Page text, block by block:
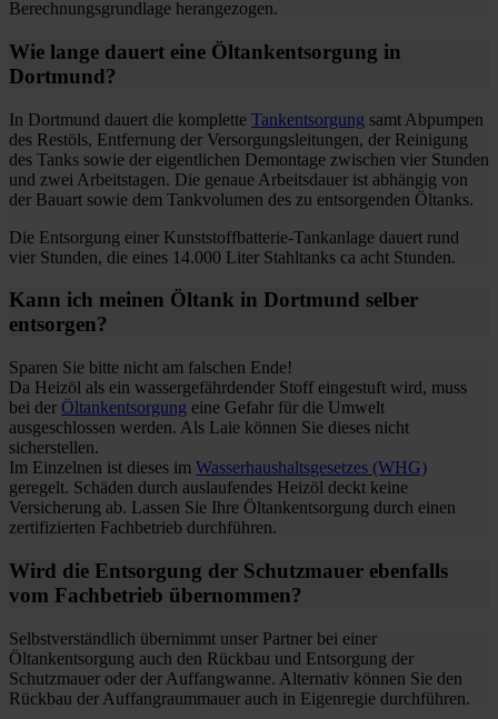
Berechnungsgrundlage herangezogen.
Wie lange dauert eine Öltankentsorgung in
Dortmund?
In Dortmund dauert die komplette Tankentsorgung samt Abpumpen
des Restöls, Entfernung der Versorgungsleitungen, der Reinigung
des Tanks sowie der eigentlichen Demontage zwischen vier Stunden
und zwei Arbeitstagen. Die genaue Arbeitsdauer ist abhängig von
der Bauart sowie dem Tankvolumen des zu entsorgenden Öltanks.
Die Entsorgung einer Kunststoffbatterie-Tankanlage dauert rund
vier Stunden, die eines 14.000 Liter Stahltanks ca acht Stunden.
Kann ich meinen Öltank in Dortmund selber
entsorgen?
Sparen Sie bitte nicht am falschen Ende!
Da Heizöl als ein wassergefährdender Stoff eingestuft wird, muss
bei der Öltankentsorgung eine Gefahr für die Umwelt
ausgeschlossen werden. Als Laie können Sie dieses nicht
sicherstellen.
Im Einzelnen ist dieses im Wasserhaushaltsgesetzes (WHG)
geregelt. Schäden durch auslaufendes Heizöl deckt keine
Versicherung ab. Lassen Sie Ihre Öltankentsorgung durch einen
zertifizierten Fachbetrieb durchführen.
Wird die Entsorgung der Schutzmauer ebenfalls
vom Fachbetrieb übernommen?
Selbstverständlich übernimmt unser Partner bei einer
Öltankentsorgung auch den Rückbau und Entsorgung der
Schutzmauer oder der Auffangwanne. Alternativ können Sie den
Rückbau der Auffangraummauer auch in Eigenregie durchführen.